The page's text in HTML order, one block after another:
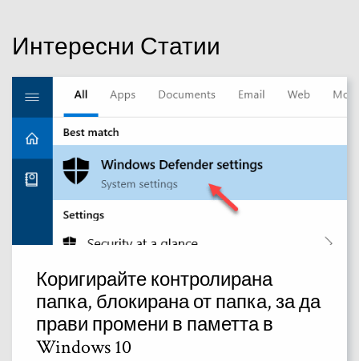
Интересни Статии
Коригирайте контролирана
папка, блокирана от папка, за да
прави промени в паметта в
Windows 10